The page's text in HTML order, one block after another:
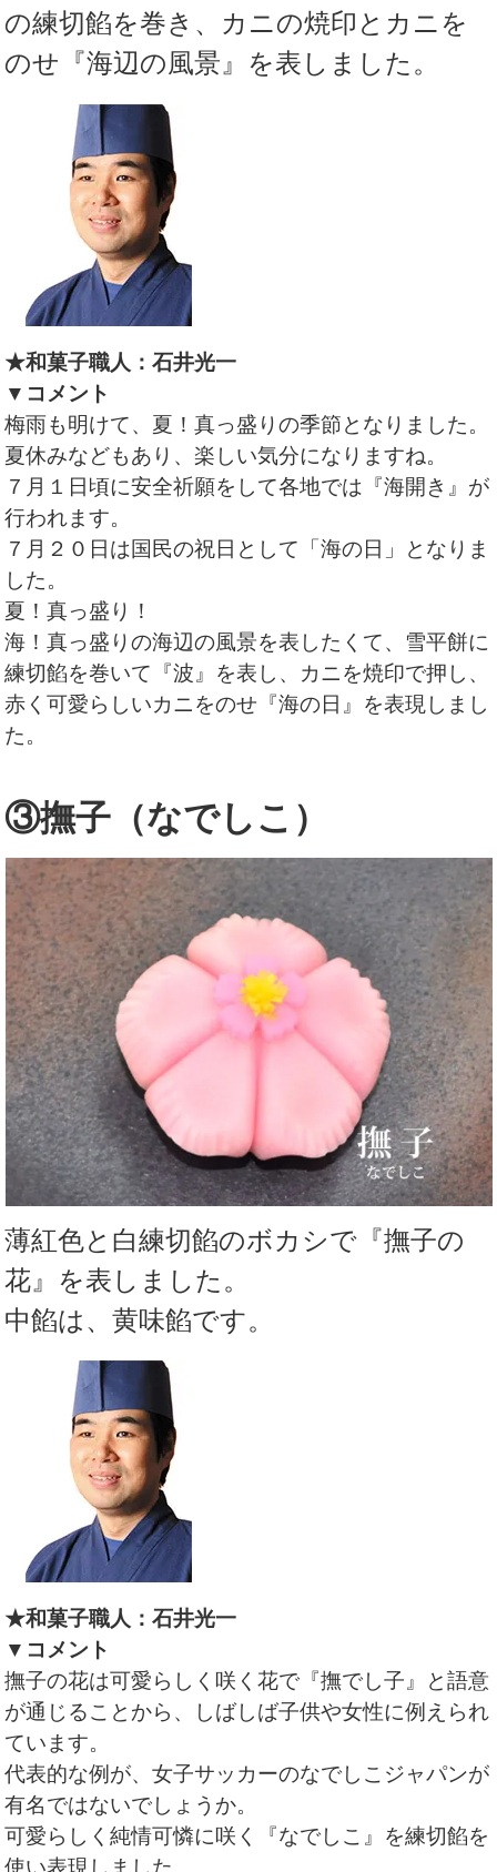
の練切餡を巻き、カニの焼印とカニを
のせ『海辺の風景』を表しました。
★和菓子職人：石井光一
▼コメント
梅雨も明けて、夏！真っ盛りの季節となりました。
夏休みなどもあり、楽しい気分になりますね。
７月１日頃に安全祈願をして各地では『海開き』が
行われます。
７月２０日は国民の祝日として「海の日」となりま
した。
夏！真っ盛り！
海！真っ盛りの海辺の風景を表したくて、雪平餅に
練切餡を巻いて『波』を表し、カニを焼印で押し、
赤く可愛らしいカニをのせ『海の日』を表現しまし
た。
③撫子（なでしこ）
薄紅色と白練切餡のボカシで『撫子の
花』を表しました。
中餡は、黄味餡です。
★和菓子職人：石井光一
▼コメント
撫子の花は可愛らしく咲く花で『撫でし子』と語意
が通じることから、しばしば子供や女性に例えられ
ています。
代表的な例が、女子サッカーのなでしこジャパンが
有名ではないでしょうか。
可愛らしく純情可憐に咲く『なでしこ』を練切餡を
使い表現しました。